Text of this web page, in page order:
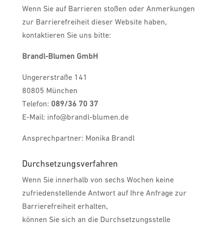
Wenn Sie auf Barrieren stoßen oder Anmerkungen
zur Barrierefreiheit dieser Website haben,
kontaktieren Sie uns bitte:
Brandl-Blumen GmbH
Ungererstraße 141
80805 München
Telefon: 089/36 70 37
E-Mail: info@brandl-blumen.de
Ansprechpartner: Monika Brandl
Durchsetzungsverfahren
Wenn Sie innerhalb von sechs Wochen keine
zufriedenstellende Antwort auf Ihre Anfrage zur
Barrierefreiheit erhalten,
können Sie sich an die Durchsetzungsstelle